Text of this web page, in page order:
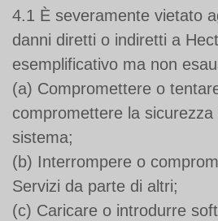
4.1 È severamente vietato
danni diretti o indiretti a
esemplificativo ma non
(a) Compromettere o
compromettere la sicurezza
sistema;
(b) Interrompere o
Servizi da parte di altri;
(c) Caricare o introdurre